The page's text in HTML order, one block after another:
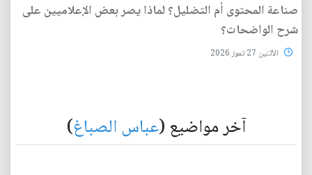
صناعة المحتوى أم التضليل؟ لماذا يصر بعض الإعلاميين على
شرح الواضحات؟
الأثنين 27 تموز 2026
آخر مواضيع (عباس الصباغ)